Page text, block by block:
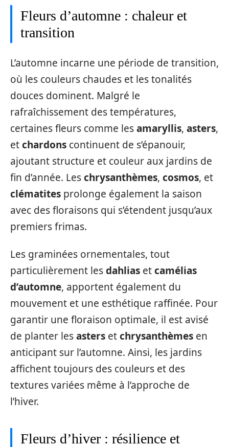
Fleurs d’automne : chaleur et
transition
L’automne incarne une période de transition,
où les couleurs chaudes et les tonalités
douces dominent. Malgré le
rafraîchissement des températures,
certaines fleurs comme lesamaryllis, asters,
etchardons continuent de s’épanouir,
ajoutant structure et couleur aux jardins de
fin d’année. Leschrysanthèmes, cosmos, et
clématites prolonge également la saison
avec des floraisons qui s’étendent jusqu’aux
premiers frimas.
Les graminées ornementales, tout
particulièrement lesdahlias etcamélias
d’automne, apportent également du
mouvement et une esthétique raffinée. Pour
garantir une floraison optimale, il est avisé
de planter lesasters etchrysanthèmes en
anticipant sur l’automne. Ainsi, les jardins
affichent toujours des couleurs et des
textures variées même à l’approche de
l’hiver.
Fleurs d’hiver : résilience et